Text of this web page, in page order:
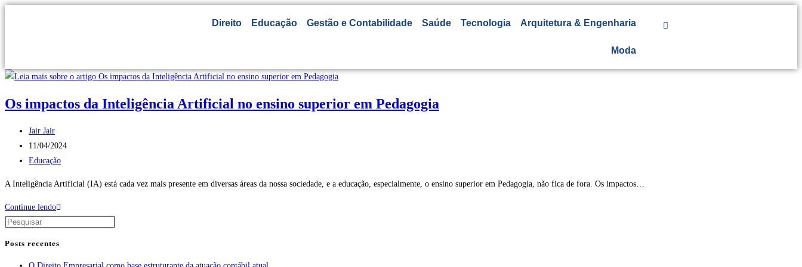
Direito Educação Gestão e Contabilidade Saúde Tecnologia Arquitetura & Engenharia
Moda
Os impactos da Inteligência Artificial no ensino superior em Pedagogia
Jair Jair
11/04/2024
Educação
A Inteligência Artificial (IA) está cada vez mais presente em diversas áreas da nossa sociedade, e a educação, especialmente, o ensino superior em Pedagogia, não fica de fora. Os impactos…
Continue lendo
Posts recentes